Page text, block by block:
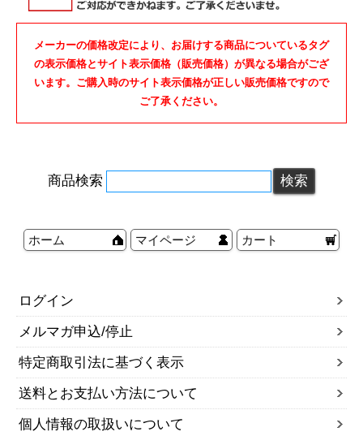
メーカーの価格改定により、お届けする商品についているタグ
の表示価格とサイト表示価格（販売価格）が異なる場合がござ
います。ご購入時のサイト表示価格が正しい販売価格ですので
ご了承ください。
商品検索
ホーム マイページ カート
ログイン
メルマガ申込/停止
特定商取引法に基づく表示
送料とお支払い方法について
個人情報の取扱いについて